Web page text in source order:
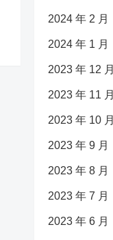
2024 年 2 月
2024 年 1 月
2023 年 12 月
2023 年 11 月
2023 年 10 月
2023 年 9 月
2023 年 8 月
2023 年 7 月
2023 年 6 月